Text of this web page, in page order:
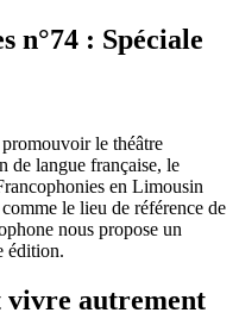
n°74 : Spéciale
le théâtre
de langue française, le
en Limousin
comme le lieu de référence de
nous propose un
édition.
autrement